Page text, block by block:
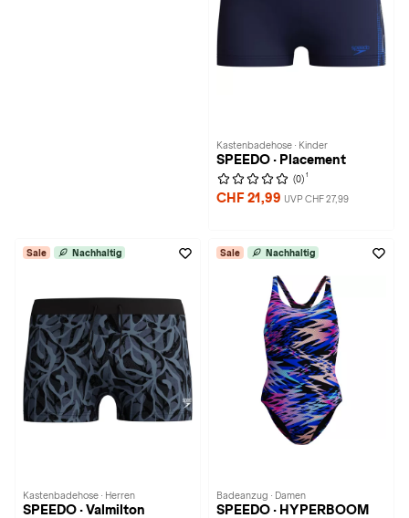
Kastenbadehose · Kinder
SPEEDO · Placement
(0) 1
CHF 21,99 UVP CHF 27,99
Sale Nachhaltig
Kastenbadehose · Herren
SPEEDO · Valmilton
Sale Nachhaltig
Badeanzug · Damen
SPEEDO · HYPERBOOM